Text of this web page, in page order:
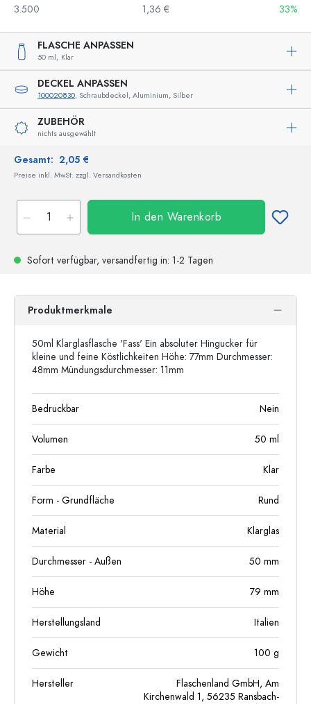
3.500
1,36 € 33%
FLASCHE ANPASSEN
50 ml, Klar
DECKEL ANPASSEN
100020830, Schraubdeckel, Aluminium, Silber
ZUBEHÖR
nichts ausgewählt
Gesamt: 2,05 €
Preise inkl. MwSt. zzgl. Versandkosten
In den Warenkorb
Sofort verfügbar, versandfertig in: 1-2 Tagen
Produktmerkmale
50ml Klarglasflasche 'Fass' Ein absoluter Hingucker für
kleine und feine Köstlichkeiten Höhe: 77mm Durchmesser:
48mm Mündungsdurchmesser: 11mm
Bedruckbar Nein
Volumen 50 ml
Farbe Klar
Form - Grundfläche Rund
Material Klarglas
Durchmesser - Außen 50 mm
Höhe 79 mm
Herstellungsland Italien
Gewicht 100 g
Hersteller
Flaschenland GmbH, Am
Kirchenwald 1, 56235 Ransbach-